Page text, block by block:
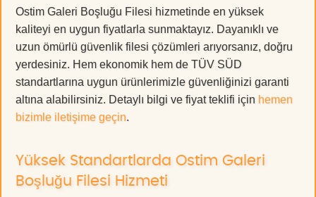
Ostim Galeri Boşluğu Filesi hizmetinde en yüksek
kaliteyi en uygun fiyatlarla sunmaktayız. Dayanıklı ve
uzun ömürlü güvenlik filesi çözümleri arıyorsanız, doğru
yerdesiniz. Hem ekonomik hem de TÜV SÜD
standartlarına uygun ürünlerimizle güvenliğinizi garanti
altına alabilirsiniz. Detaylı bilgi ve fiyat teklifi için hemen
bizimle iletişime geçin.
Yüksek Standartlarda Ostim Galeri
Boşluğu Filesi Hizmeti